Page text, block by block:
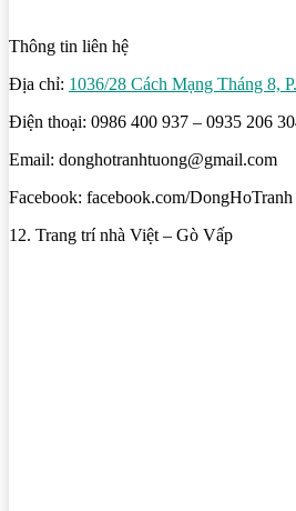
Thông tin liên hệ
Địa chỉ: 1036/28 Cách Mạng Tháng 8,
Điện thoại: 0986 400 937 – 0935 206
Email: donghotranhtuong@gmail.com
Facebook: facebook.com/DongHoTranh
12. Trang trí nhà Việt – Gò Vấp